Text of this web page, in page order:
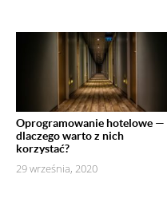
Oprogramowanie hotelowe —
dlaczego warto z nich
korzystać?
29 września, 2020